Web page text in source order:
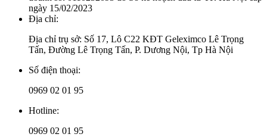
ngày 15/02/2023
Địa chỉ:
Địa chỉ trụ sở: Số 17, Lô C22 KĐT Geleximco Lê Trọng
Tấn, Đường Lê Trọng Tấn, P. Dương Nội, Tp Hà Nội
Số điện thoại:
0969 02 01 95
Hotline:
0969 02 01 95